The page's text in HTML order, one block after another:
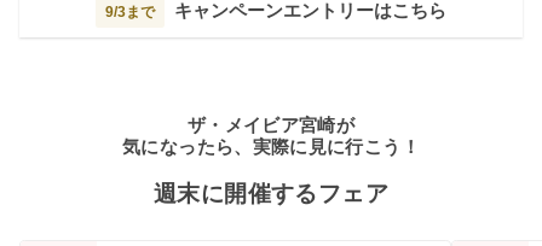
9/3まで キャンペーンエントリーはこちら
ザ・メイビア宮崎が
気になったら、実際に見に行こう！
週末に開催するフェア